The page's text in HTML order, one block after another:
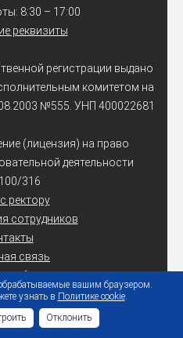
8:30 – 17:00
реквизиты
регистрации выдано
комитетом на
№555. УНП 400022681
(лицензия) на право
деятельности
316
ректору
сотрудников
связь
обращение
сайта
вашим браузером.
узнать в Политике cookie.
Отклонить